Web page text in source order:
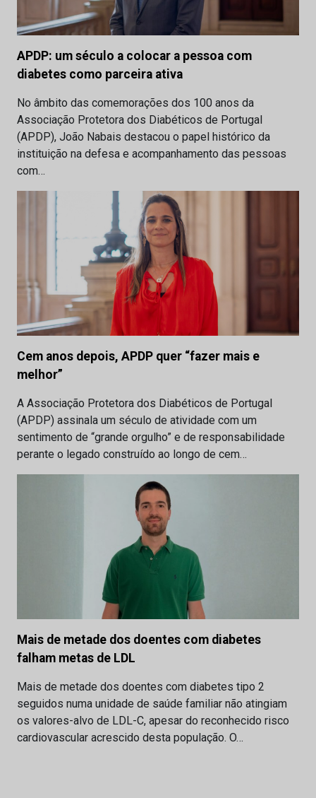
APDP: um século a colocar a pessoa com
diabetes como parceira ativa
No âmbito das comemorações dos 100 anos da
Associação Protetora dos Diabéticos de Portugal
(APDP), João Nabais destacou o papel histórico da
instituição na defesa e acompanhamento das pessoas
com…
Cem anos depois, APDP quer “fazer mais e
melhor”
A Associação Protetora dos Diabéticos de Portugal
(APDP) assinala um século de atividade com um
sentimento de “grande orgulho” e de responsabilidade
perante o legado construído ao longo de cem…
Mais de metade dos doentes com diabetes
falham metas de LDL
Mais de metade dos doentes com diabetes tipo 2
seguidos numa unidade de saúde familiar não atingiam
os valores-alvo de LDL-C, apesar do reconhecido risco
cardiovascular acrescido desta população. O…